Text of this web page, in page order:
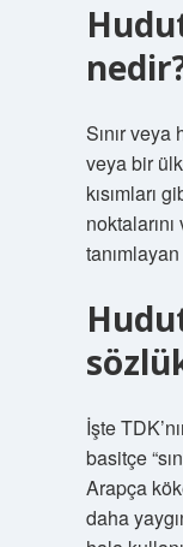
Sınır
veya bir
kısımları
İşte
basitçe
Arapça
daha